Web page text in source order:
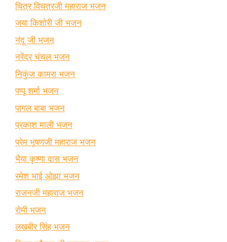
चित्र विचत्रजी महाराज भजन
जया किशोरी जी भजन
नंदू जी भजन
नरेंद्र चंचल भजन
निकुंज कामरा भजन
पप्पू शर्मा भजन
पागल बाबा भजन
प्रकाश माली भजन
प्रेम भूषणजी महाराज भजन
भैया कृष्णा दास भजन
रमेश भाई ओझा भजन
राजनजी महाराज भजन
रोमी भजन
लखबीर सिंह भजन